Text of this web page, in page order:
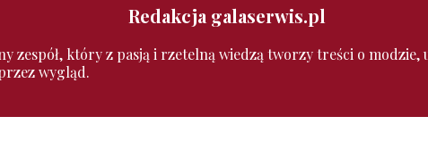
Redakcja galaserwis.pl
zespół, który z pasją i rzetelną wiedzą tworzy treści o
wygląd.